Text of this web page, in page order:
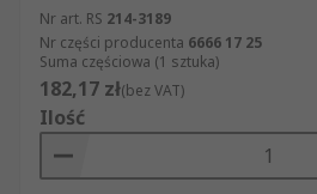
Nr art. RS 214-3189
Nr części producenta 6666 17 25
Suma częściowa (1 sztuka)
182,17 zł(bez VAT)
Ilość